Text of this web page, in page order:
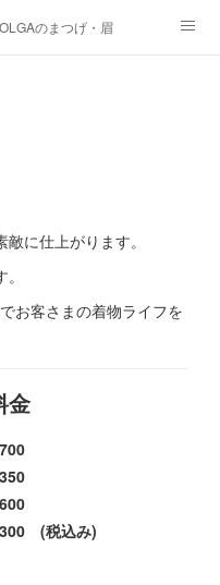
のまつげ・眉
に仕上がります。
お客さまの着物ライフを
金
込み)